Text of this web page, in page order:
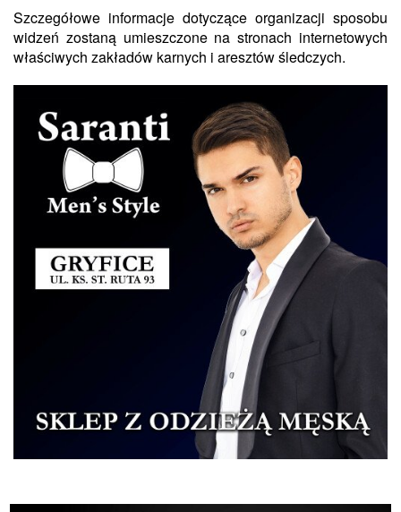
Szczegółowe informacje dotyczące organizacji sposobu
widzeń zostaną umieszczone na stronach internetowych
właściwych zakładów karnych i aresztów śledczych.